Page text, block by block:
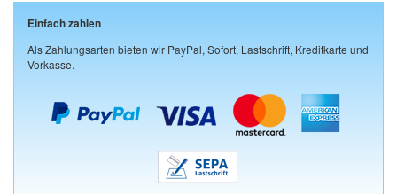
Einfach zahlen
Als Zahlungsarten bieten wir PayPal, Sofort, Lastschrift, Kreditkarte und
Vorkasse.